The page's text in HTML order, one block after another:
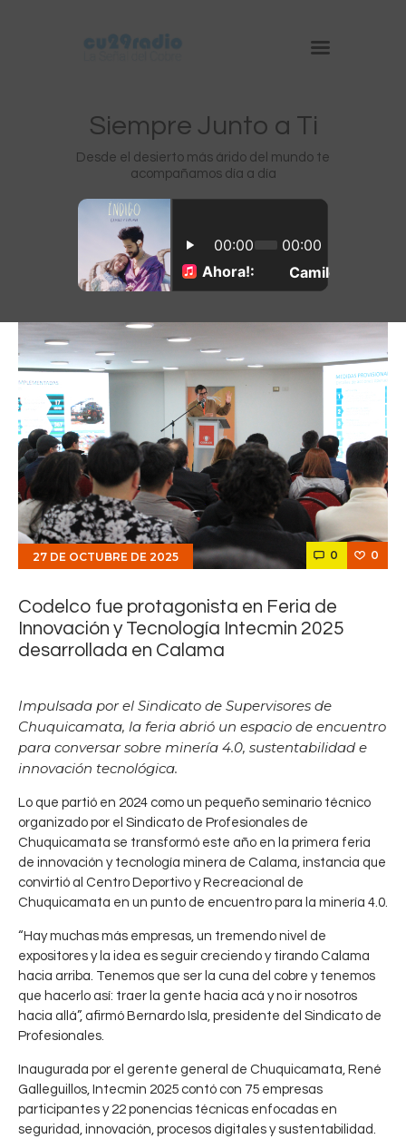
Siempre Junto a Ti
Desde el desierto más árido del mundo te
acompañamos día a día
Chuquicamata
Radomiro Tomic
Ministro Hales
27 DE OCTUBRE DE 2025 0 0
Codelco fue protagonista en Feria de
Innovación y Tecnología Intecmin 2025
desarrollada en Calama
Impulsada por el Sindicato de Supervisores de
Chuquicamata, la feria abrió un espacio de encuentro
para conversar sobre minería 4.0, sustentabilidad e
innovación tecnológica.
Lo que partió en 2024 como un pequeño seminario técnico
organizado por el Sindicato de Profesionales de
Chuquicamata se transformó este año en la primera feria
de innovación y tecnología minera de Calama, instancia que
convirtió al Centro Deportivo y Recreacional de
Chuquicamata en un punto de encuentro para la minería 4.0.
“Hay muchas más empresas, un tremendo nivel de
expositores y la idea es seguir creciendo y tirando Calama
hacia arriba. Tenemos que ser la cuna del cobre y tenemos
que hacerlo así: traer la gente hacia acá y no ir nosotros
hacia allá”, afirmó Bernardo Isla, presidente del Sindicato de
Profesionales.
Inaugurada por el gerente general de Chuquicamata, René
Galleguillos, Intecmin 2025 contó con 75 empresas
participantes y 22 ponencias técnicas enfocadas en
seguridad, innovación, procesos digitales y sustentabilidad.